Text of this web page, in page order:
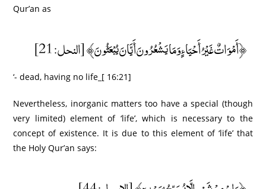
Qur’an as
﴿أَمْوَاتٌ غَيْرُ أَحْيَاءٍ وَمَا يَشْعُرُونَ أَيَّانَ يُبْعَثُونَ﴾ [النحل: 21]
‘- dead, having no life_[ 16:21]
Nevertheless, inorganic matters too have a special (though
very limited) element of ‘life’, which is necessary to the
concept of existence. It is due to this element of ‘life’ that
the Holy Qur’an says: